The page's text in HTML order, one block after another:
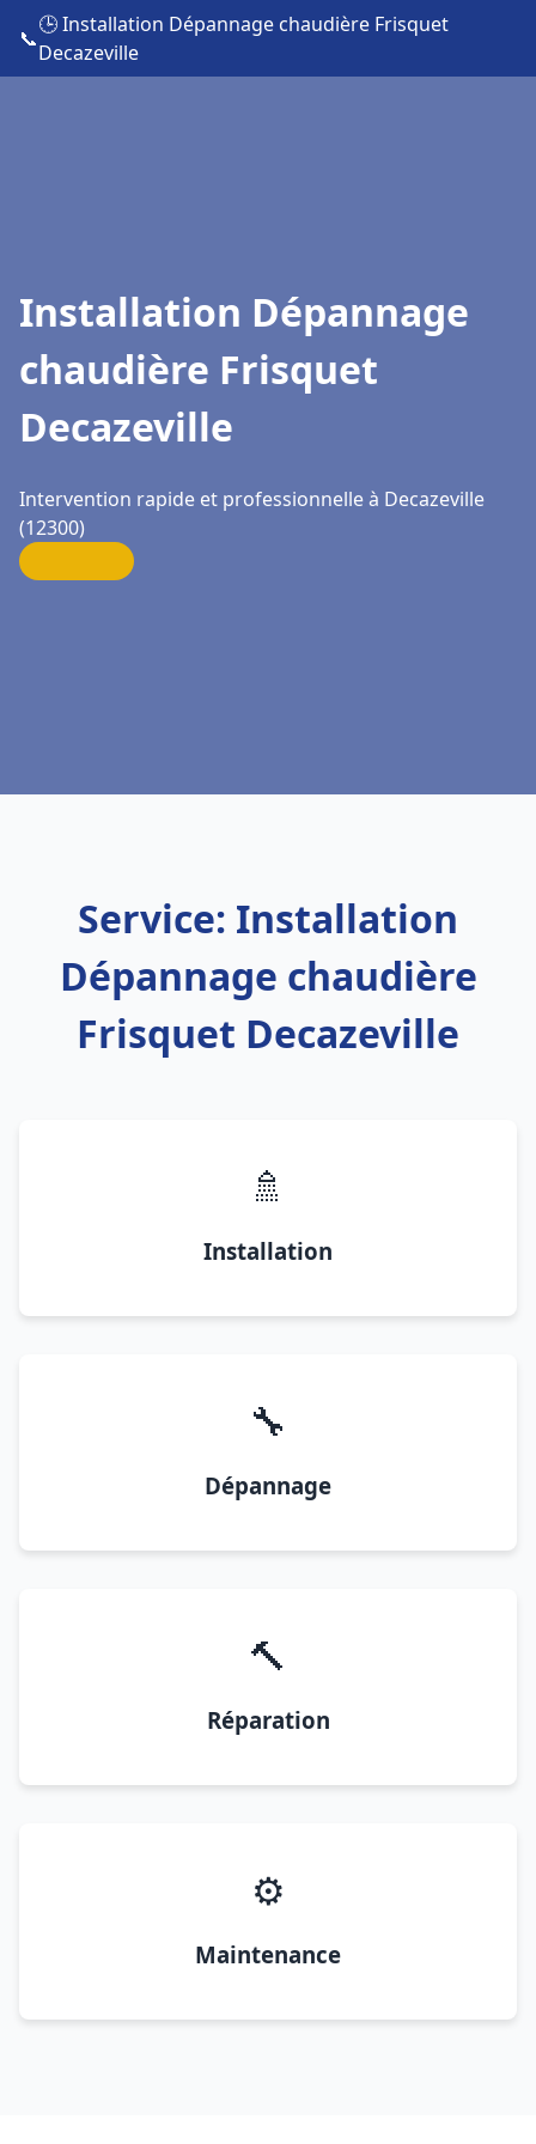
📞
🕒 Installation Dépannage chaudière Frisquet
Decazeville
Installation Dépannage
chaudière Frisquet
Decazeville
Intervention rapide et professionnelle à Decazeville
(12300)
Service: Installation
Dépannage chaudière
Frisquet Decazeville
🚿
Installation
🔧
Dépannage
🔨
Réparation
⚙️
Maintenance